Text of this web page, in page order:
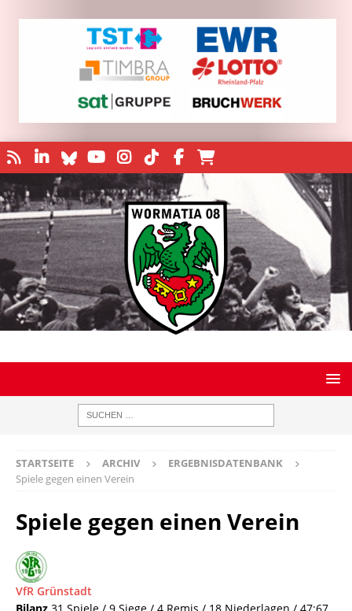
STARTSEITE ARCHIV
ERGEBNISDATENBANK
Spiele gegen einen Verein
Spiele gegen einen Verein
VfR Grünstadt